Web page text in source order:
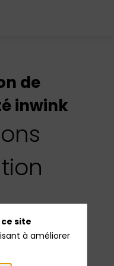
de
inwink
d’évènements
participants lors
site
à améliorer